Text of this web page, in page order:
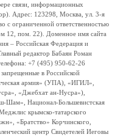
связи, информационных
Адрес: 123298, Москва, ул. 3-я
с ограниченной ответственностью
12, пом. 22). Доменное имя сайта
– Российская Федерация и
редактор Бабаян Роман
+7 (495) 950-62-26
в Российской
армия» (УПА), «ИГИЛ»,
«Джебхат ан-Нусра»),
Шам», Национал-Большевистская
крымско-татарского
«Братство» Корчинского,
центр Свидетелей Иеговы